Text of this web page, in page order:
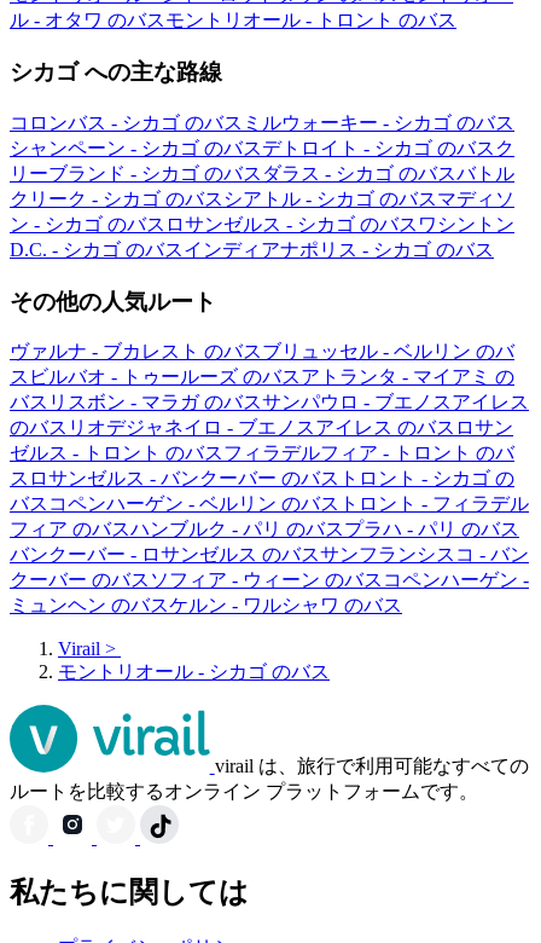
ル - オタワ のバスモントリオール - トロント のバス
シカゴ への主な路線
コロンバス - シカゴ のバス ミルウォーキー - シカゴ のバス
シャンペーン - シカゴ のバスデトロイト - シカゴ のバス ク
リーブランド - シカゴ のバス ダラス - シカゴ のバスバトル
クリーク - シカゴ のバス シアトル - シカゴ のバスマディソ
ン - シカゴ のバス ロサンゼルス - シカゴ のバス ワシントン
D.C. - シカゴ のバスインディアナポリス - シカゴ のバス
その他の人気ルート
ヴァルナ - ブカレスト のバスブリュッセル - ベルリン のバ
ス ビルバオ - トゥールーズ のバスアトランタ - マイアミ の
バス リスボン - マラガ のバスサンパウロ - ブエノスアイレス
のバス リオデジャネイロ - ブエノスアイレス のバス ロサン
ゼルス - トロント のバスフィラデルフィア - トロント のバ
ス ロサンゼルス - バンクーバー のバス トロント - シカゴ の
バス コペンハーゲン - ベルリン のバス トロント - フィラデル
フィア のバスハンブルク - パリ のバスプラハ - パリ のバス
バンクーバー - ロサンゼルス のバスサンフランシスコ - バン
クーバー のバス ソフィア - ウィーン のバス コペンハーゲン -
ミュンヘン のバスケルン - ワルシャワ のバス
Virail >
モントリオール - シカゴ のバス
virail は、旅行で利用可能なすべての
ルートを比較するオンライン プラットフォームです。
私たちに関しては